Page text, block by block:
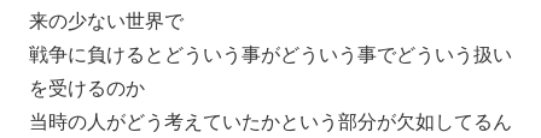
来の少ない世界で
戦争に負けるとどういう事がどういう事でどういう扱い
を受けるのか
当時の人がどう考えていたかという部分が欠如してるん